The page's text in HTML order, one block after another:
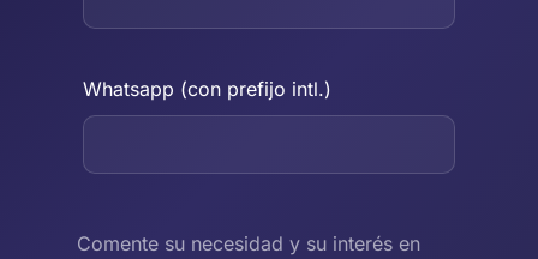
Whatsapp (con prefijo intl.)
Comente su necesidad y su interés en